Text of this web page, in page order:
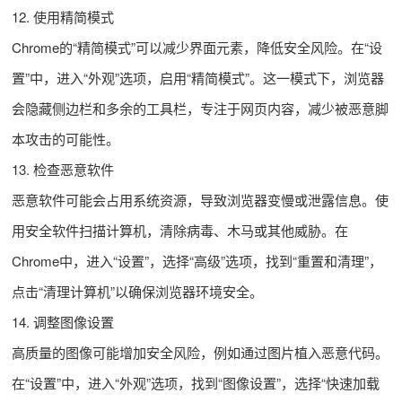
12. 使用精简模式
Chrome的“精简模式”可以减少界面元素，降低安全风险。在“设
置”中，进入“外观”选项，启用“精简模式”。这一模式下，浏览器
会隐藏侧边栏和多余的工具栏，专注于网页内容，减少被恶意脚
本攻击的可能性。
13. 检查恶意软件
恶意软件可能会占用系统资源，导致浏览器变慢或泄露信息。使
用安全软件扫描计算机，清除病毒、木马或其他威胁。在
Chrome中，进入“设置”，选择“高级”选项，找到“重置和清理”，
点击“清理计算机”以确保浏览器环境安全。
14. 调整图像设置
高质量的图像可能增加安全风险，例如通过图片植入恶意代码。
在“设置”中，进入“外观”选项，找到“图像设置”，选择“快速加载